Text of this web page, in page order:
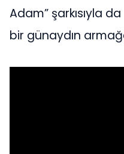
Adam” şarkısıyla
bir günaydın